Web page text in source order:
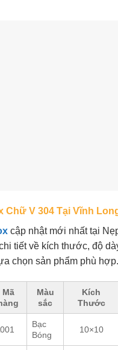
Chữ V 304 Tại Vĩnh
cập nhật mới nhất tại
tiết về kích thước, độ
chọn sản phẩm phù hợp.
Mã
Màu
sắc
Kích
Thước
Bạc
Bóng
10×10